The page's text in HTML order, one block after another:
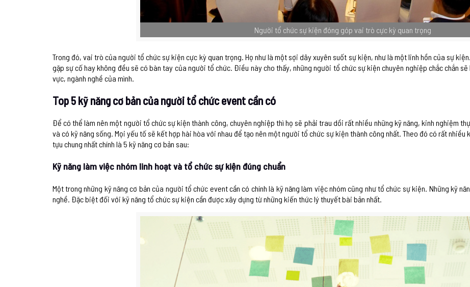
Người tổ chức sự kiện đóng góp vai trò cực kỳ quan trọng
Trong đó, vai trò của người tổ chức sự kiện cực kỳ quan trọng. Họ như là một sợi dây xuyên suốt sự kiện, như là một linh hồn của sự
gặp sự cố hay không đều sẽ có bàn tay của người tổ chức. Điều này cho thấy, những người tổ chức sự kiện chuyên nghiệp chắc chắn
vực, ngành nghề của mình.
Top 5 kỹ năng cơ bản của người tổ chức event cần có
Để có thể làm nên một người tổ chức sự kiện thành công, chuyên nghiệp thì họ sẽ phải trau dồi rất nhiều những kỹ năng, kinh nghiệm
và có kỹ năng sống. Mọi yếu tố sẽ kết hợp hài hòa với nhau để tạo nên một người tổ chức sự kiện thành công nhất. Theo đó có rất
tựu chung nhất chính là 5 kỹ năng cơ bản sau:
Kỹ năng làm việc nhóm linh hoạt và tổ chức sự kiện đúng chuẩn
Một trong những kỹ năng cơ bản của người tổ chức event cần có chính là kỹ năng làm việc nhóm cũng như tổ chức sự kiện. Những kỹ
nghề. Đặc biệt đối với kỹ năng tổ chức sự kiện cần được xây dựng từ những kiến thức lý thuyết bài bản nhất.